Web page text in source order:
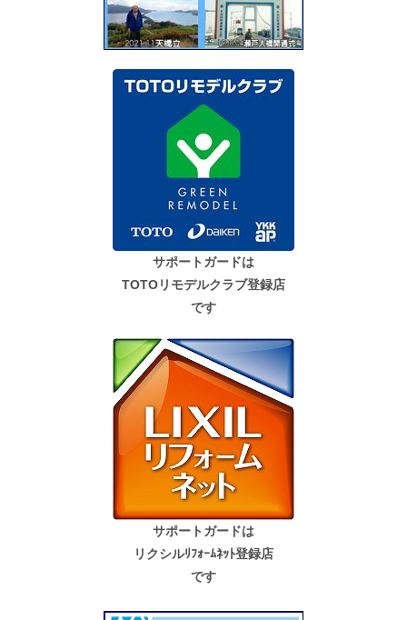
サポートガードは
TOTOリモデルクラブ登録店
です
サポートガードは
リクシルﾘﾌｫｰﾑﾈｯﾄ登録店
です